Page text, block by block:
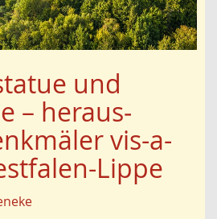
und
– heraus­
vis-a-
Lippe